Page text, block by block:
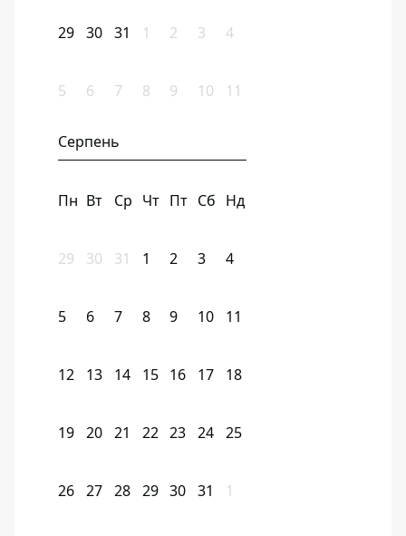
29 30 31 1 2 3 4
5 6 7 8 9 10 11
Серпень
Пн Вт Ср Чт Пт Сб Нд
29 30 31 1 2 3 4
5 6 7 8 9 10 11
12 13 14 15 16 17 18
19 20 21 22 23 24 25
26 27 28 29 30 31 1